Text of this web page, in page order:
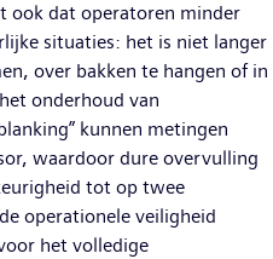
ook dat operatoren minder
situaties: het is niet langer
over bakken te hangen of in
onderhoud van
kunnen metingen
waardoor dure overvulling
tot op twee
operationele veiligheid
het volledige